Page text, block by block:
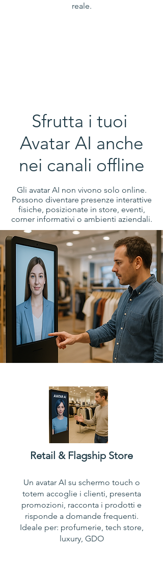
reale.
Sfrutta i tuoi
Avatar AI anche
nei canali offline
Gli avatar AI non vivono solo online.
Possono diventare presenze interattive
fisiche, posizionate in store, eventi,
corner informativi o ambienti aziendali.
Retail & Flagship Store
Un avatar AI su schermo touch o
totem accoglie i clienti, presenta
promozioni, racconta i prodotti e
risponde a domande frequenti.
Ideale per: profumerie, tech store,
luxury, GDO